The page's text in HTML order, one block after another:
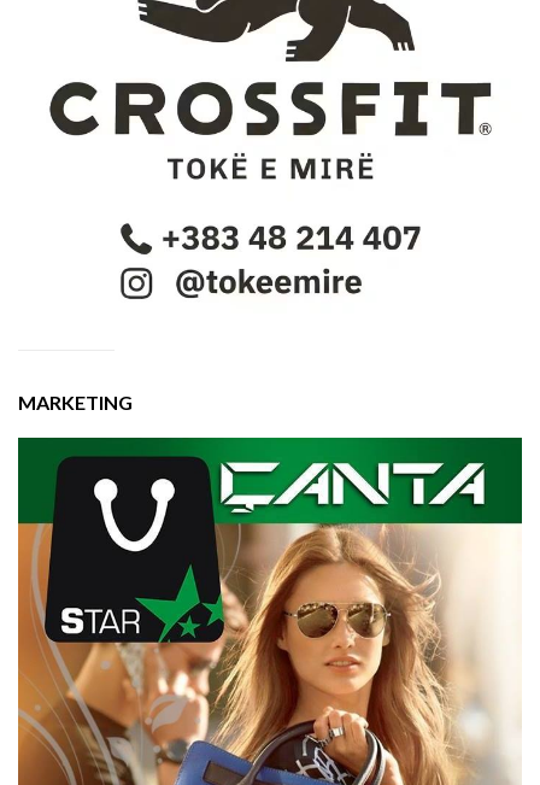
MARKETING